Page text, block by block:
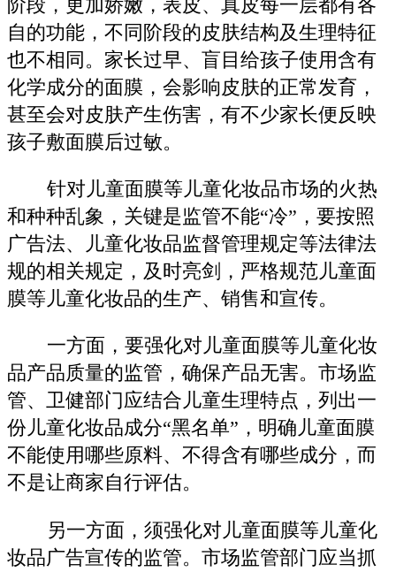
阶段，更加娇嫩，表皮、真皮每一层都有各
自的功能，不同阶段的皮肤结构及生理特征
也不相同。家长过早、盲目给孩子使用含有
化学成分的面膜，会影响皮肤的正常发育，
甚至会对皮肤产生伤害，有不少家长便反映
孩子敷面膜后过敏。
针对儿童面膜等儿童化妆品市场的火热
和种种乱象，关键是监管不能“冷”，要按照
广告法、儿童化妆品监督管理规定等法律法
规的相关规定，及时亮剑，严格规范儿童面
膜等儿童化妆品的生产、销售和宣传。
一方面，要强化对儿童面膜等儿童化妆
品产品质量的监管，确保产品无害。市场监
管、卫健部门应结合儿童生理特点，列出一
份儿童化妆品成分“黑名单”，明确儿童面膜
不能使用哪些原料、不得含有哪些成分，而
不是让商家自行评估。
另一方面，须强化对儿童面膜等儿童化
妆品广告宣传的监管。市场监管部门应当抓